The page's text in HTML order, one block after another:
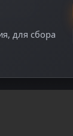
для сбора